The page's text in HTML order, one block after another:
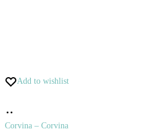
Add to wishlist
do
Corvina – Corvina